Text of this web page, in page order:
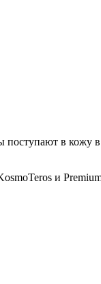
в кожу
и